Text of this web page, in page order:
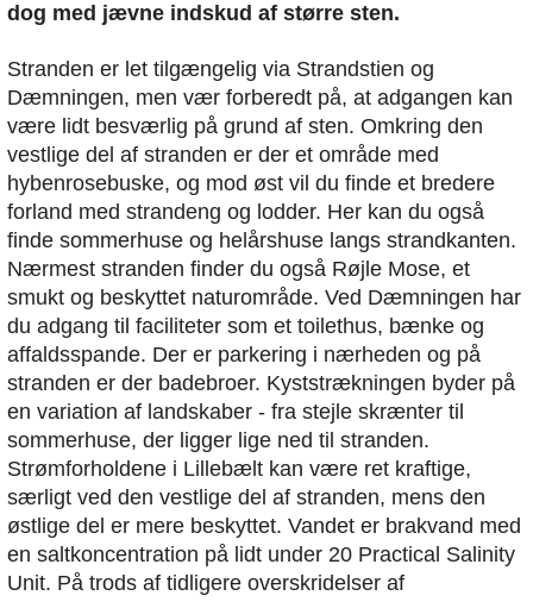
dog med jævne indskud af større sten.
Stranden er let tilgængelig via Strandstien og
Dæmningen, men vær forberedt på, at adgangen kan
være lidt besværlig på grund af sten. Omkring den
vestlige del af stranden er der et område med
hybenrosebuske, og mod øst vil du finde et bredere
forland med strandeng og lodder. Her kan du også
finde sommerhuse og helårshuse langs strandkanten.
Nærmest stranden finder du også Røjle Mose, et
smukt og beskyttet naturområde. Ved Dæmningen har
du adgang til faciliteter som et toilethus, bænke og
affaldsspande. Der er parkering i nærheden og på
stranden er der badebroer. Kyststrækningen byder på
en variation af landskaber - fra stejle skrænter til
sommerhuse, der ligger lige ned til stranden.
Strømforholdene i Lillebælt kan være ret kraftige,
særligt ved den vestlige del af stranden, mens den
østlige del er mere beskyttet. Vandet er brakvand med
en saltkoncentration på lidt under 20 Practical Salinity
Unit. På trods af tidligere overskridelser af